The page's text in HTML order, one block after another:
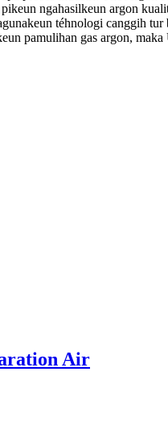
ngahasilkeun argon
téhnologi canggih
pamulihan gas argon,
Air